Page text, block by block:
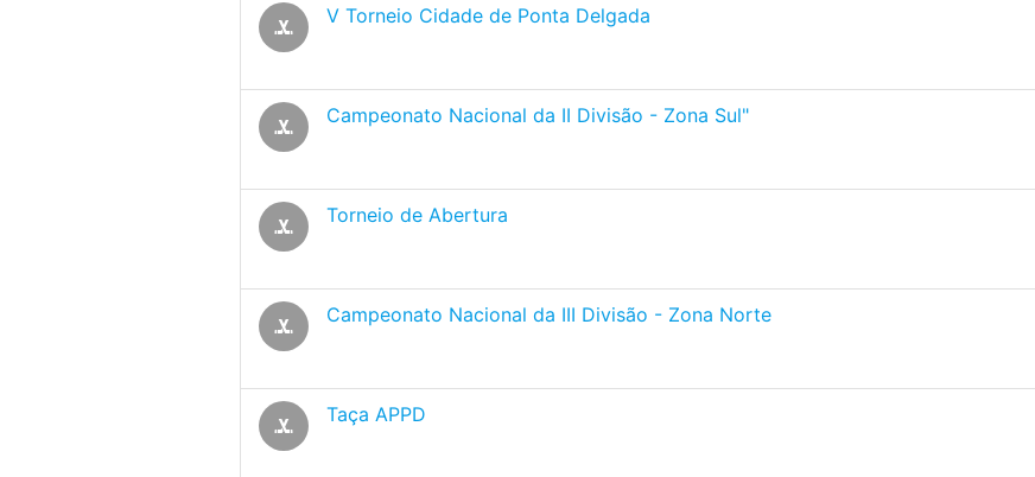
sports_hockey V Torneio Cidade de Ponta Delgada
sports_hockey Campeonato Nacional da II Divisão - Zona Sul"
sports_hockey Torneio de Abertura
sports_hockey Campeonato Nacional da III Divisão - Zona Norte
sports_hockey Taça APPD